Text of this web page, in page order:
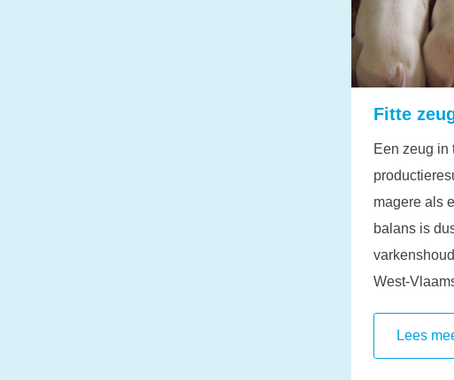
Fitte
Een zeug in
magere als
balans is
West-
Lees